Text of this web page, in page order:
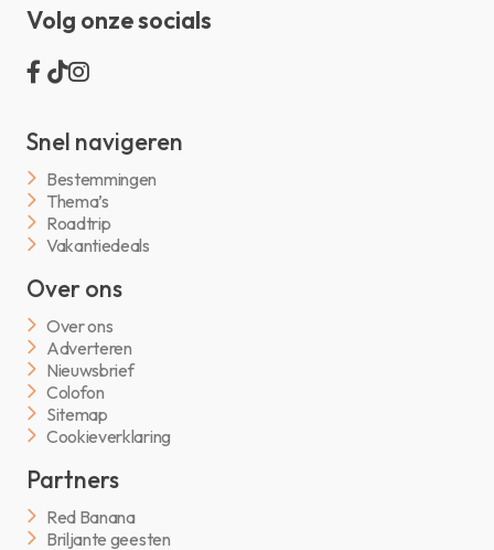
Volg onze socials
Snel navigeren
Bestemmingen
Thema’s
Roadtrip
Vakantiedeals
Over ons
Over ons
Adverteren
Nieuwsbrief
Colofon
Sitemap
Cookieverklaring
Partners
Red Banana
Briljante geesten